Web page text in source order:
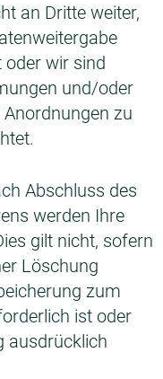
an Dritte weiter,
wir sind
und/oder
zu
Abschluss des
werden Ihre
gilt nicht, sofern
Löschung
zum
ist oder
ausdrücklich